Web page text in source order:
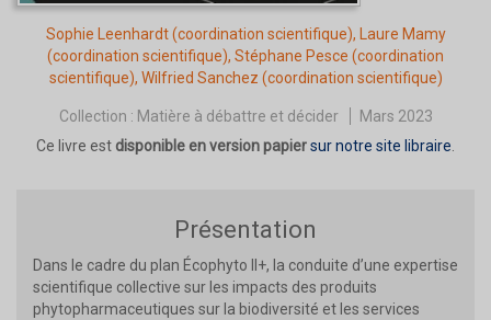
Sophie Leenhardt(coordination scientifique),
Laure Mamy
(coordination scientifique), Stéphane Pesce (coordination
scientifique), Wilfried Sanchez (coordination scientifique)
Collection : Matière à débattre et décider
Mars 2023
Ce livre est disponible en version papiersur notre site libraire
Présentation
Dans le cadre du plan Écophyto II+, la conduite d’une expertise
scientifique collective sur les impacts des produits
phytopharmaceutiques sur la biodiversité et les services